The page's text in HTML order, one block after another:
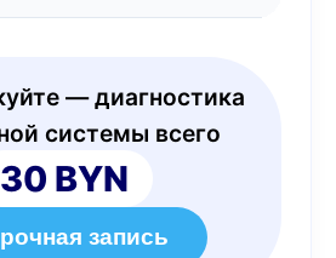
— диагностика
системы всего
30 BYN
запись